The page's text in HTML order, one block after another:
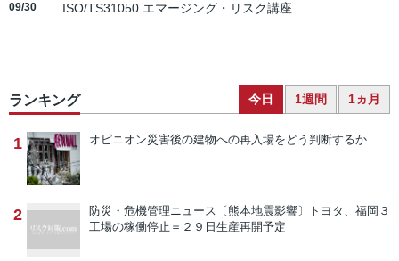
09/30 ISO/TS31050 エマージング・リスク講座
ランキング 今日 1週間 1ヵ月
1 オピニオン災害後の建物への再入場をどう判断するか
2 防災・危機管理ニュース 〔熊本地震影響〕トヨタ、福岡３
工場の稼働停止＝２９日生産再開予定